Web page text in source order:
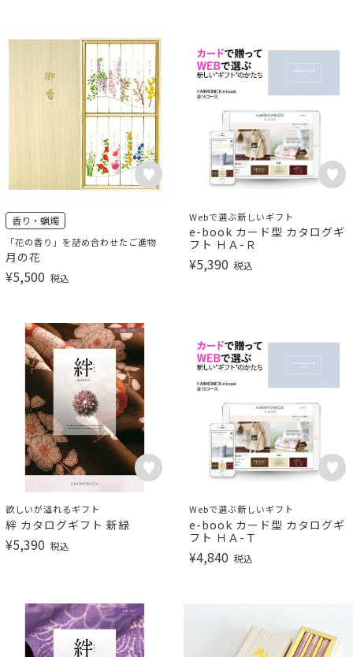
香り・蝋燭
「花の香り」を詰め合わせたご進物
月の花
¥5,500 税込
Webで選ぶ新しいギフト
e-book カード型 カタログギ
フト ＨＡ-Ｒ
¥5,390 税込
欲しいが溢れるギフト
絆 カタログギフト 新緑
¥5,390 税込
Webで選ぶ新しいギフト
e-book カード型 カタログギ
フト ＨＡ-Ｔ
¥4,840 税込